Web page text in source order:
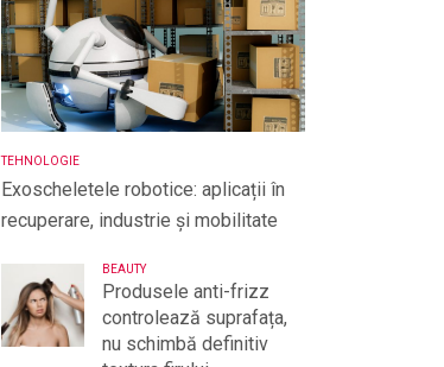
TEHNOLOGIE
Exoscheletele robotice: aplicații în
recuperare, industrie și mobilitate
BEAUTY
Produsele anti-frizz
controlează suprafața,
nu schimbă definitiv